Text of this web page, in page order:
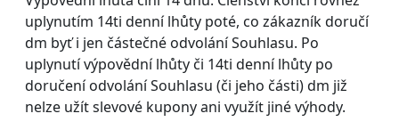
uplynutím 14ti denní lhůty poté, co zákazník doručí
dm byť i jen částečné odvolání Souhlasu. Po
uplynutí výpovědní lhůty či 14ti denní lhůty po
doručení odvolání Souhlasu (či jeho části) dm již
nelze užít slevové kupony ani využít jiné výhody.